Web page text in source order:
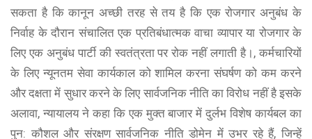
सकता है कि कानून अच्छी तरह से तय है कि एक रोजगार अनुबंध के
निर्वाह के दौरान संचालित एक प्रतिबंधात्मक वाचा व्यापार या रोजगार के
लिए एक अनुबंध पार्टी की स्वतंत्रता पर रोक नहीं लगाती है।, कर्मचारियों
के लिए न्यूनतम सेवा कार्यकाल को शामिल करना संघर्षण को कम करने
और दक्षता में सुधार करने के लिए सार्वजनिक नीति का विरोध नहीं है इसके
अलावा, न्यायालय ने कहा कि एक मुक्त बाजार में दुर्लभ विशेष कार्यबल का
पुन: कौशल और संरक्षण सार्वजनिक नीति डोमेन में उभर रहे हैं, जिन्हें